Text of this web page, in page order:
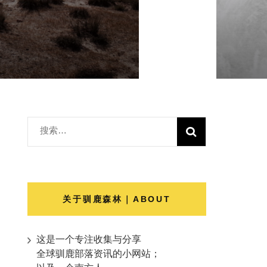
搜
索：
关于驯鹿森林｜ABOUT
这是一个专注收集与分享
全球驯鹿部落资讯的小网站；